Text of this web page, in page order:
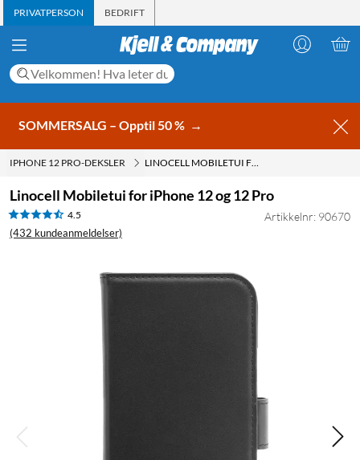
PRIVATPERSON BEDRIFT
SOMMERSALG – Opptil 50 % →
IPHONE 12 PRO-DEKSLER LINOCELL MOBILETUI FOR IPHONE 12 OG 12 PRO
Linocell Mobiletui for iPhone 12 og 12 Pro
4.5
(432 kundeanmeldelser)
Artikkelnr: 90670